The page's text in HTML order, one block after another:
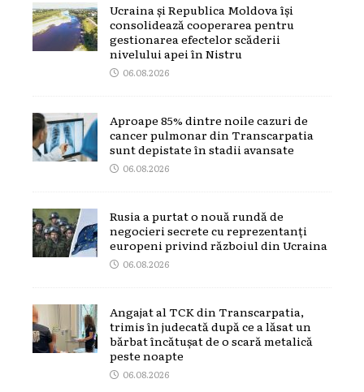
Ucraina și Republica Moldova își
consolidează cooperarea pentru
gestionarea efectelor scăderii
nivelului apei în Nistru
06.08.2026
Aproape 85% dintre noile cazuri de
cancer pulmonar din Transcarpatia
sunt depistate în stadii avansate
06.08.2026
Rusia a purtat o nouă rundă de
negocieri secrete cu reprezentanți
europeni privind războiul din Ucraina
06.08.2026
Angajat al TCK din Transcarpatia,
trimis în judecată după ce a lăsat un
bărbat încătușat de o scară metalică
peste noapte
06.08.2026